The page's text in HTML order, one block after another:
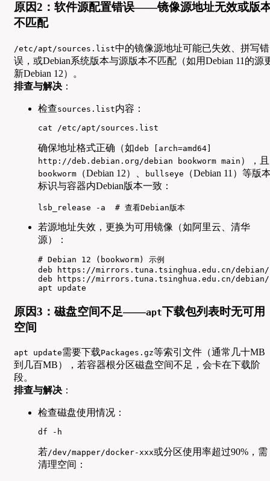
原因2：软件源配置错误——镜像源地址无效或版
不匹配
/etc/apt/sources.list中的镜像源地址可能已失效、拼写错
误，或Debian系统版本与源版本不匹配（如用Debian 11的源
新Debian 12）。
排查与解决 ：
检查sources.list内容：
cat /etc/apt/sources.list
确保地址格式正确（如deb [arch=amd64]
http://deb.debian.org/debian bookworm main ），且
bookworm （Debian 12）、 bullseye
（Debian 11）等版
标识与容器内Debian版本一致：
lsb_release -a  # 查看Debian版本
若源地址失效，更换为可用镜像（如阿里云、清华
源）：
# Debian 12 (bookworm) 示例
deb https://mirrors.tuna.tsinghua.edu.cn/debian/
deb https://mirrors.tuna.tsinghua.edu.cn/debian/
apt update
原因3：磁盘空间不足——apt下载包列表时无可用
空间
apt update需要下载Packages.gz等索引文件（通常几十MB
到几百MB），若容器根分区磁盘空间不足，会卡在下载阶
段。
排查与解决 ：
检查磁盘使用情况：
df -h
若/dev/mapper/docker-xxx或分区使用率超过90%，需
清理空间：